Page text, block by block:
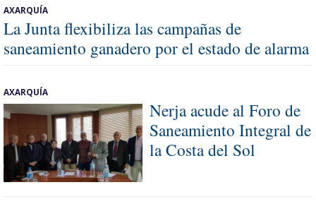
AXARQUÍA
La Junta flexibiliza las campañas de
saneamiento ganadero por el estado de alarma
AXARQUÍA
Nerja acude al Foro de
Saneamiento Integral de
la Costa del Sol